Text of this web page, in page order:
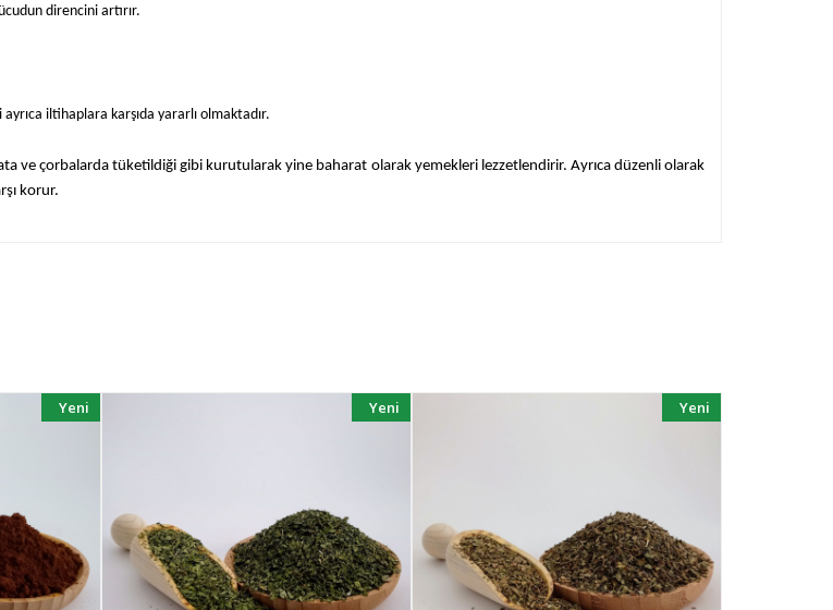
direncini artırır.
iltihaplara karşıda yararlı olmaktadır.
ve çorbalarda tüketildiği gibi kurutularak yine baharat olarak yemekleri lezzetlendirir. Ayrıca düzenli olarak
korur.
Yeni Yeni Yeni